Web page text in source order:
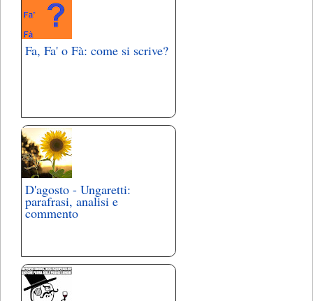
Fa, Fa' o Fà: come si scrive?
D'agosto - Ungaretti:
parafrasi, analisi e
commento